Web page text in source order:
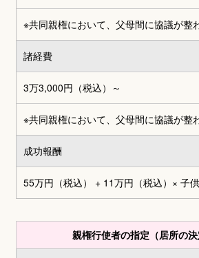
※共同親権において、父母間に協議が整
諸経費
3万3,000円 （税込）～
※共同親権において、父母間に協議が整
成功報酬
55万円（税込） + 11万円（税込） × 子
親権行使者の指定（居所の決